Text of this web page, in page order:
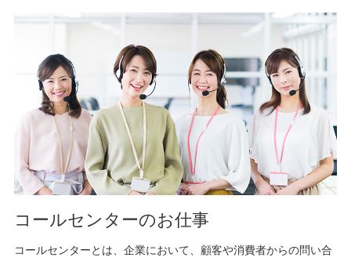
コールセンターのお仕事
コールセンターとは、企業において、顧客や消費者からの問い合